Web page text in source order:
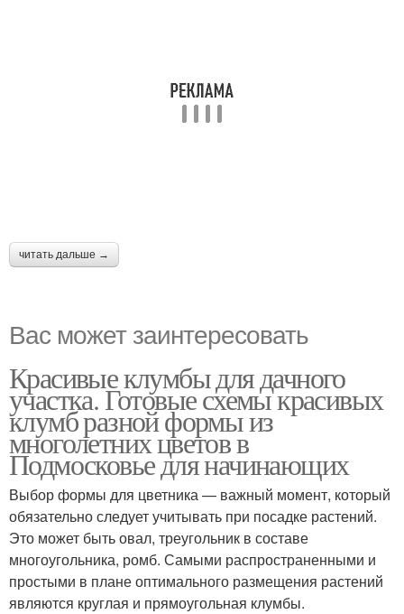
читать дальше →
Вас может заинтересовать
Красивые клумбы для дачного
участка. Готовые схемы красивых
клумб разной формы из
многолетних цветов в
Подмосковье для начинающих
Выбор формы для цветника — важный момент, который
обязательно следует учитывать при посадке растений.
Это может быть овал, треугольник в составе
многоугольника, ромб. Самыми распространенными и
простыми в плане оптимального размещения растений
являются круглая и прямоугольная клумбы.